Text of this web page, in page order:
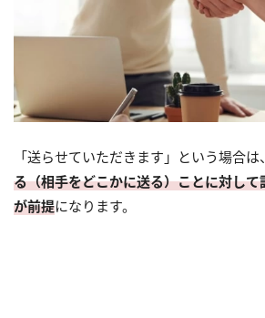
「送らせていただきます」という場合は、
る（相手をどこかに送る）ことに対し
が前提になります。